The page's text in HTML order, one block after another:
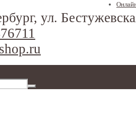
ул.